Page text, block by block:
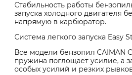
Стабильность работы
запуска холодного двигателя
напрямую в карбюратор.
Система легкого запуска Easy
Все модели бензопил CAIMAN
пружина поглощает усилие, а
особых усилий и резких